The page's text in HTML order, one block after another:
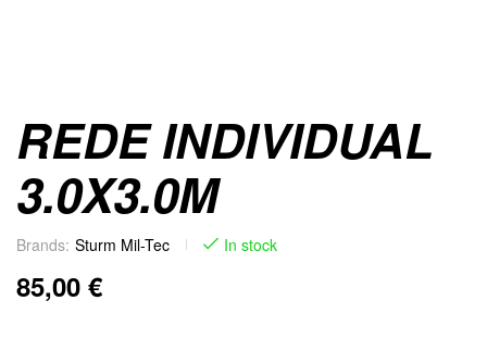
REDE INDIVIDUAL
3.0X3.0M
Brands: Sturm Mil-Tec In stock
85,00 €